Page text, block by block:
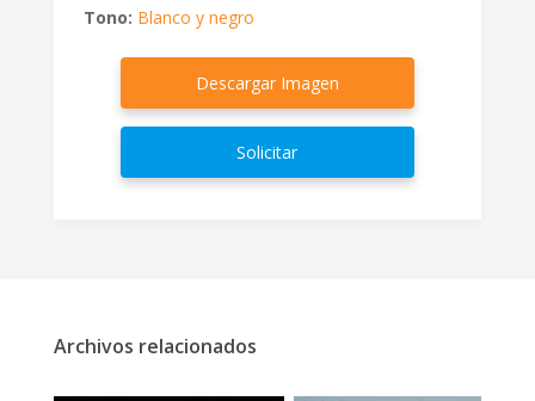
Tono: Blanco y negro
Descargar Imagen
Solicitar
Archivos relacionados